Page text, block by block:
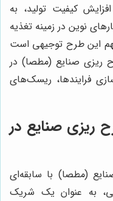
کیفیت تولید، به
نوین در زمینه تغذیه
این طرح توجیهی است
ریزی صنایع (مطصا) در
فرایندها، ریسک‌های
ریزی صنایع در
(مطصا) با سابقه‌ای
به عنوان یک شریک